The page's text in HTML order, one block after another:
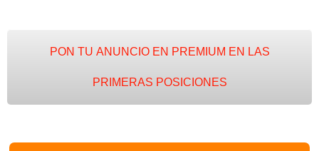
PON TU ANUNCIO EN PREMIUM EN LAS
PRIMERAS POSICIONES